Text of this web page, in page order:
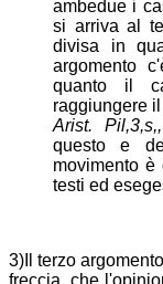
ambedue i
si arriva al
divisa in
argomento
quanto il
raggiungere
Arist.
questo e
movimento è
testi ed
3)Il terzo
freccia, che